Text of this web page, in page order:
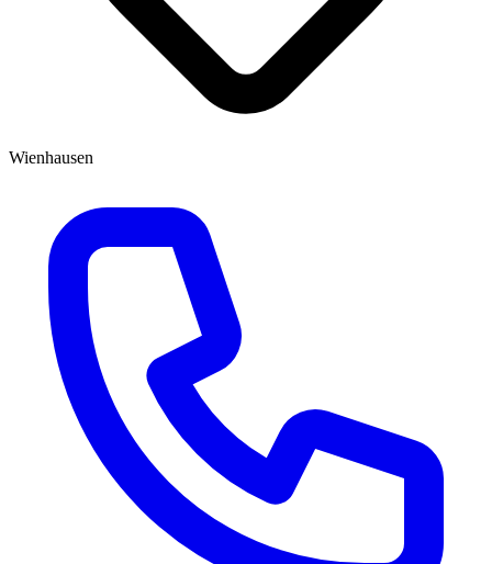
Wienhausen